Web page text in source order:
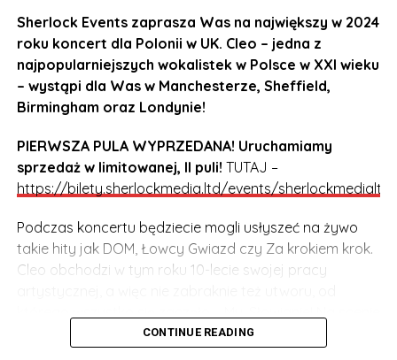
Sherlock Events zaprasza Was na największy w 2024
roku koncert dla Polonii w UK. Cleo – jedna z
najpopularniejszych wokalistek w Polsce w XXI wieku
– wystąpi dla Was w Manchesterze, Sheffield,
Birmingham oraz Londynie!
PIERWSZA PULA WYPRZEDANA! Uruchamiamy
sprzedaż w limitowanej, II puli! TUTAJ –
https://bilety.sherlockmedia.ltd/events/sherlockmedialtd/
Podczas koncertu będziecie mogli usłyszeć na żywo
takie hity jak DOM, Łowcy Gwiazd czy Za krokiem krok.
Cleo obchodzi w tym roku 10-lecie swojej pracy
Cleo będzie towarzyszył DJ, perkusista oraz zespół
CONTINUE READING